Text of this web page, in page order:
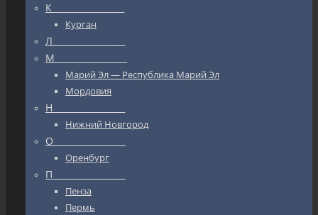
К_________________
Курган
Л_________________
М_________________
Марий Эл — Республика Марий Эл
Мордовия
Н_________________
Нижний Новгород
О_________________
Оренбург
П_________________
Пенза
Пермь